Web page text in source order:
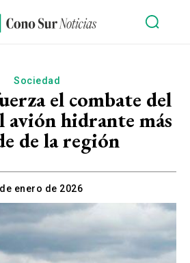
Sociedad
el combate del
avión hidrante más
de la región
enero de 2026